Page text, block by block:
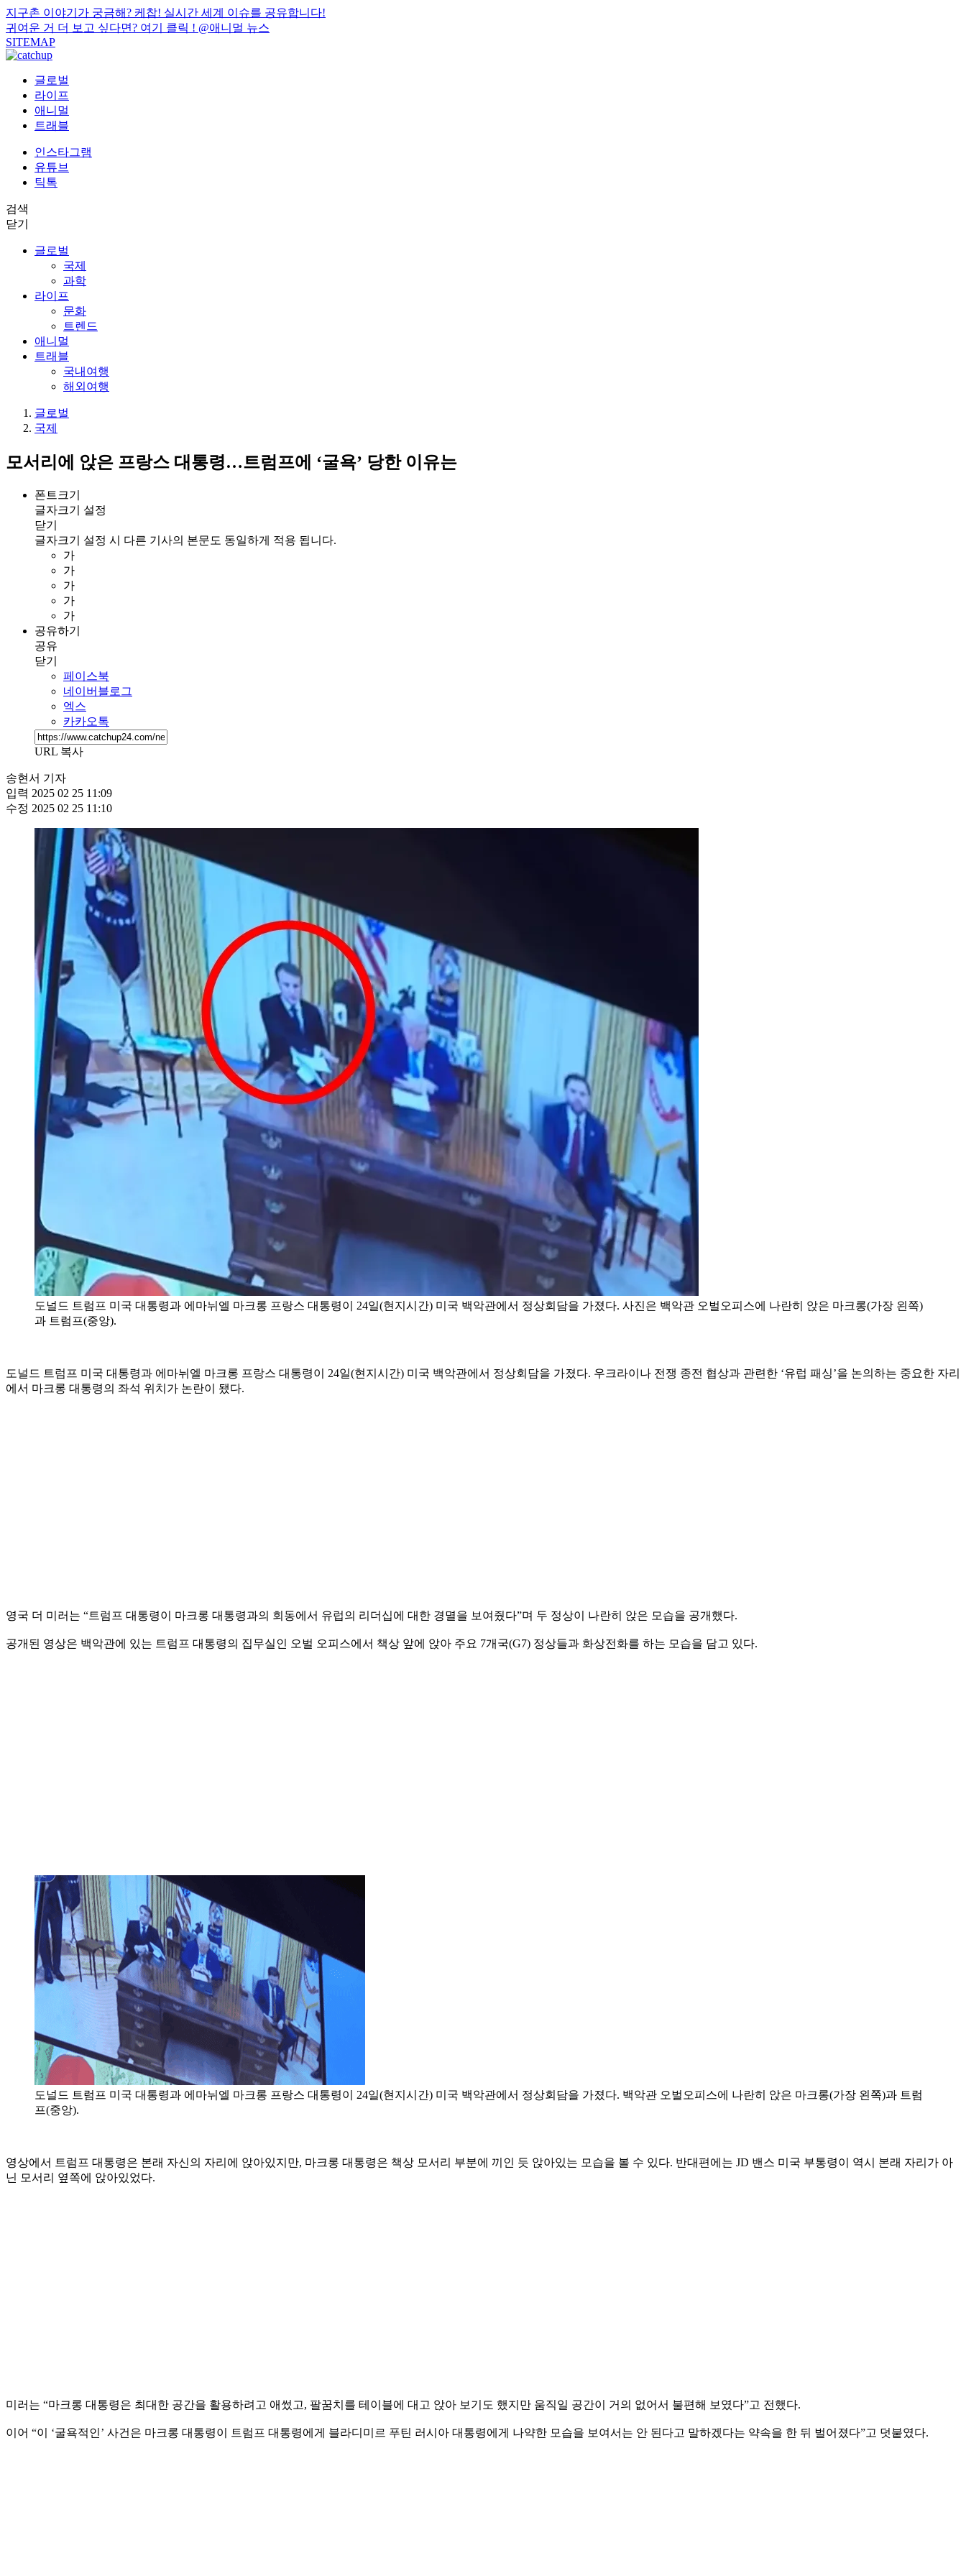
지구촌 이야기가 궁금해? 케찹! 실시간 세계 이슈를 공유합니다!
귀여운 거 더 보고 싶다면? 여기 클릭 ! @애니멀 뉴스
SITEMAP
글로벌
라이프
애니멀
트래블
인스타그램
유튜브
틱톡
검색
닫기
글로벌
국제
과학
라이프
문화
트렌드
애니멀
트래블
국내여행
해외여행
글로벌
국제
모서리에 앉은 프랑스 대통령…트럼프에 ‘굴욕’ 당한 이유는
폰트크기
글자크기 설정
닫기
글자크기 설정 시 다른 기사의 본문도 동일하게 적용 됩니다.
가
가
가
가
가
공유하기
공유
닫기
페이스북
네이버블로그
엑스
카카오톡
URL 복사
송현서 기자
입력 2025 02 25 11:09
수정 2025 02 25 11:10
도널드 트럼프 미국 대통령과 에마뉘엘 마크롱 프랑스 대통령이 24일(현지시간) 미국 백악관에서 정상회담을 가졌다. 사진은 백악관 오벌오피스에 나란히 앉은 마크롱(가장 왼쪽)
과 트럼프(중앙).
도널드 트럼프 미국 대통령과 에마뉘엘 마크롱 프랑스 대통령이 24일(현지시간) 미국 백악관에서 정상회담을 가졌다. 우크라이나 전쟁 종전 협상과 관련한 ‘유럽 패싱’을 논의하는 중요한 자리
에서 마크롱 대통령의 좌석 위치가 논란이 됐다.
영국 더 미러는 “트럼프 대통령이 마크롱 대통령과의 회동에서 유럽의 리더십에 대한 경멸을 보여줬다”며 두 정상이 나란히 앉은 모습을 공개했다.
공개된 영상은 백악관에 있는 트럼프 대통령의 집무실인 오벌 오피스에서 책상 앞에 앉아 주요 7개국(G7) 정상들과 화상전화를 하는 모습을 담고 있다.
도널드 트럼프 미국 대통령과 에마뉘엘 마크롱 프랑스 대통령이 24일(현지시간) 미국 백악관에서 정상회담을 가졌다. 백악관 오벌오피스에 나란히 앉은 마크롱(가장 왼쪽)과 트럼
프(중앙).
영상에서 트럼프 대통령은 본래 자신의 자리에 앉아있지만, 마크롱 대통령은 책상 모서리 부분에 끼인 듯 앉아있는 모습을 볼 수 있다. 반대편에는 JD 밴스 미국 부통령이 역시 본래 자리가 아
닌 모서리 옆쪽에 앉아있었다.
미러는 “마크롱 대통령은 최대한 공간을 활용하려고 애썼고, 팔꿈치를 테이블에 대고 앉아 보기도 했지만 움직일 공간이 거의 없어서 불편해 보였다”고 전했다.
이어 “이 ‘굴욕적인’ 사건은 마크롱 대통령이 트럼프 대통령에게 블라디미르 푸틴 러시아 대통령에게 나약한 모습을 보여서는 안 된다고 말하겠다는 약속을 한 뒤 벌어졌다”고 덧붙였다.